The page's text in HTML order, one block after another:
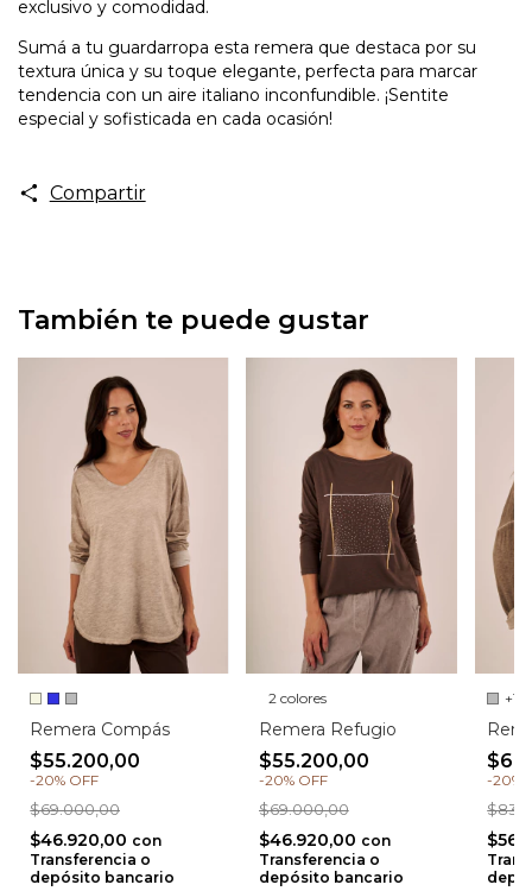
exclusivo y comodidad.
Sumá a tu guardarropa esta remera que destaca por su
textura única y su toque elegante, perfecta para marcar
tendencia con un aire italiano inconfundible. ¡Sentite
especial y sofisticada en cada ocasión!
Compartir
También te puede gustar
Remera Compás
$55.200,00
-20% OFF
$69.000,00
$46.920,00 con
Transferencia o
depósito bancario
2 colores
Remera Refugio
$55.200,00
-20% OFF
$69.000,00
$46.920,00 con
Transferencia o
depósito bancario
+1
-20%